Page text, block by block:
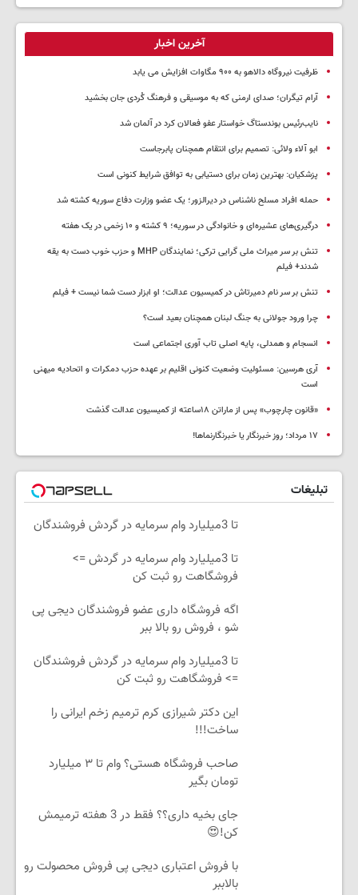
آخرین اخبار
ظرفیت نیروگاه دالاهو به ۹۰۰ مگاوات افزایش می یابد
آرام تیگران؛ صدای ارمنی که به موسیقی و فرهنگ کُردی جان بخشید
نایب‌رئیس بوندستاگ خواستار عفو فعالان کرد در آلمان شد
ابو آلاء ولائی: تصمیم برای انتقام همچنان پابرجاست
پزشکیان‌: بهترین زمان برای دستیابی به توافق شرایط کنونی است
حمله افراد مسلح ناشناس در دیرالزور؛ یک عضو وزارت دفاع سوریه کشته شد
درگیری‌های عشیره‌ای و خانوادگی در سوریه؛ ۹ کشته و ۱۰ زخمی در یک هفته
تنش بر سر میراث ملی گرایی ترکی؛ نمایندگان MHP و حزب خوب دست به یقه
شدند+ فیلم
تنش بر سر نام دمیرتاش در کمیسیون عدالت؛ او ابزار دست شما نیست + فیلم
چرا ورود جولانی به جنگ لبنان همچنان بعید است؟
انسجام و همدلی، پایه اصلی تاب آوری اجتماعی است
آری هرسین: مسئولیت وضعیت کنونی اقلیم بر عهده حزب دمکرات و اتحادیه میهنی
است
«قانون چارچوب» پس از ماراتن ۱۸ساعته از کمیسیون عدالت گذشت
١٧ مرداد؛ روز خبرنگار یا خبرنگارنماها!
تبلیغات
تا 3میلیارد وام سرمایه در گردش فروشندگان
تا 3میلیارد وام سرمایه در گردش =>
فروشگاهت رو ثبت کن
اگه فروشگاه داری عضو فروشندگان دیجی پی
شو ، فروش رو بالا ببر
تا 3میلیارد وام سرمایه در گردش فروشندگان
=> فروشگاهت رو ثبت کن
این دکتر شیرازی کرم ترمیم زخم ایرانی را
ساخت!!!
صاحب فروشگاه هستی؟ وام تا ۳ میلیارد
تومان بگیر
جای بخیه داری؟؟ فقط در 3 هفته ترمیمش
کن!😍
با فروش اعتباری دیجی پی فروش محصولت رو
بالاببر